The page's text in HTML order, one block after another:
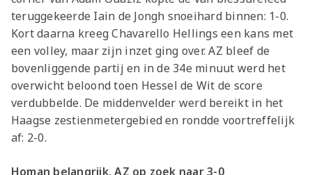
teruggekeerde Iain de Jongh snoeihard binnen: 1-0.
Kort daarna kreeg Chavarello Hellings een kans met
een volley, maar zijn inzet ging over. AZ bleef de
bovenliggende partij en in de 34e minuut werd het
overwicht beloond toen Hessel de Wit de score
verdubbelde. De middenvelder werd bereikt in het
Haagse zestienmetergebied en rondde voortreffelijk
af: 2-0.
Homan belangrijk, AZ op zoek naar 3-0